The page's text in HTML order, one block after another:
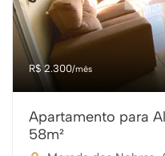
R$ 2.300/mês
Apartamento para
58m²